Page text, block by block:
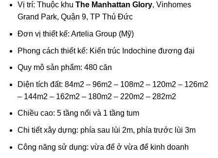
Vị trí: Thuộc khu The Manhattan Glory, Vinhomes
Grand Park, Quận 9, TP Thủ Đức
Đơn vị thiết kế: Artelia Group (Mỹ)
Phong cách thiết kế: Kiến trúc Indochine đương đại
Quy mô sản phẩm: 480 căn
Diện tích đất: 84m2 – 96m2 – 108m2 – 120m2 – 126m2
– 144m2 – 162m2 – 180m2 – 220m2 – 282m2
Chiều cao: 5 tầng nổi và 1 tầng tum
Chi tiết xây dựng: phía sau lùi 2m, phía trước lùi 3m
Công năng sử dụng: vừa để ở vừa để kinh doanh